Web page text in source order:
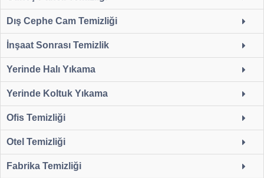
Dış Cephe Cam Temizliği
İnşaat Sonrası Temizlik
Yerinde Halı Yıkama
Yerinde Koltuk Yıkama
Ofis Temizliği
Otel Temizliği
Fabrika Temizliği